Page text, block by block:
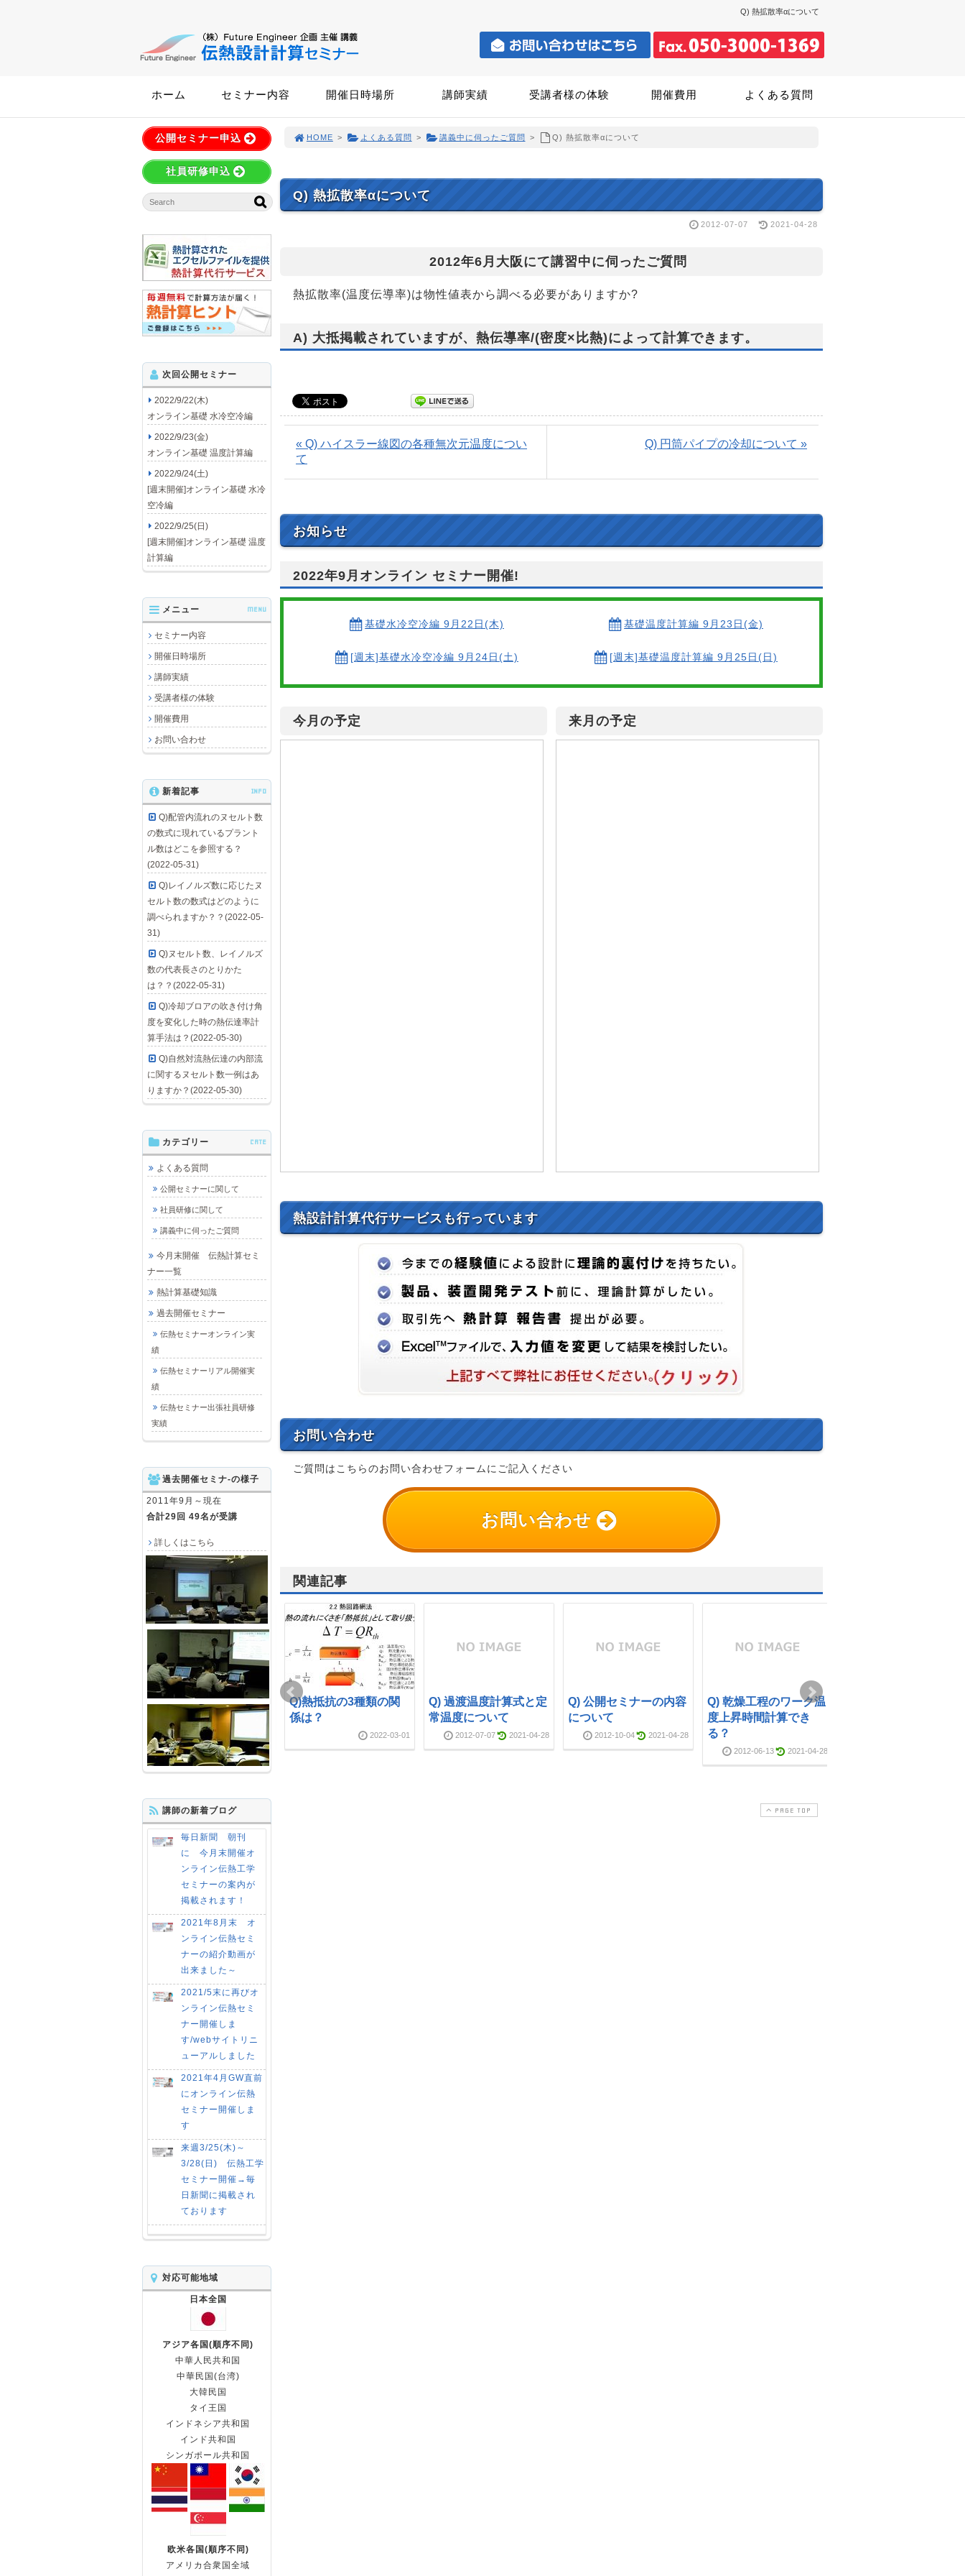
Q) 熱拡散率αについて
ホーム セミナー内容 開催日時場所 講師実績 受講者様の体験 開催費用 よくある質問
HOME > よくある質問 > 講義中に伺ったご質問 > Q) 熱拡散率αについて
Q) 熱拡散率αについて
2012-07-07 2021-04-28
2012年6月大阪にて講習中に伺ったご質問
熱拡散率(温度伝導率)は物性値表から調べる必要がありますか?
A) 大抵掲載されていますが、熱伝導率/(密度×比熱)によって計算できます。
« Q) ハイスラー線図の各種無次元温度につい
て
Q) 円筒パイプの冷却について »
お知らせ
2022年9月オンライン セミナー開催!
基礎水冷空冷編 9月22日(木) 基礎温度計算編 9月23日(金)
[週末]基礎水冷空冷編 9月24日(土) [週末]基礎温度計算編 9月25日(日)
今月の予定 来月の予定
熱設計計算代行サービスも行っています
お問い合わせ
ご質問はこちらのお問い合わせフォームにご記入ください
お問い合わせ
関連記事
Q) 自然対流熱伝達率の
変数について
2012-07-08 2021-04-28
Q)熱抵抗の3種類の関
係は？
2022-03-01
Q) 過渡温度計算式と定
常温度について
2012-07-07 2021-04-28
Q) 公開セミナーの内容
について
2012-10-04 2021-04-28
Q) 乾燥工程のワーク温
度上昇時間計算でき
る？
2012-06-13 2021-04-28
Q) 二重管式熱交換器の
計算は”基礎空冷水冷
編”のセミナーで講義さ
れますか？
2021-02-26 2021-04-28
PAGE TOP
公開セミナー申込
社員研修申込
次回公開セミナー
2022/9/22(木)
オンライン基礎 水冷空冷編
2022/9/23(金)
オンライン基礎 温度計算編
2022/9/24(土)
[週末開催]オンライン基礎 水冷
空冷編
2022/9/25(日)
[週末開催]オンライン基礎 温度
計算編
メニュー MENU
セミナー内容
開催日時場所
講師実績
受講者様の体験
開催費用
お問い合わせ
新着記事 INFO
Q)配管内流れのヌセルト数
の数式に現れているプラント
ル数はどこを参照する？
(2022-05-31)
Q)レイノルズ数に応じたヌ
セルト数の数式はどのように
調べられますか？？(2022-05-
31)
Q)ヌセルト数、レイノルズ
数の代表長さのとりかた
は？？(2022-05-31)
Q)冷却ブロアの吹き付け角
度を変化した時の熱伝達率計
算手法は？(2022-05-30)
Q)自然対流熱伝達の内部流
に関するヌセルト数一例はあ
りますか？(2022-05-30)
カテゴリー CATE
よくある質問
公開セミナーに関して
社員研修に関して
講義中に伺ったご質問
今月末開催 伝熱計算セミ
ナー一覧
熱計算基礎知識
過去開催セミナー
伝熱セミナーオンライン実
績
伝熱セミナーリアル開催実
績
伝熱セミナー出張社員研修
実績
過去開催セミナ-の様子
2011年9月～現在
合計29回 49名が受講
詳しくはこちら
講師の新着ブログ
毎日新聞 朝刊
に 今月末開催オ
ンライン伝熱工学
セミナーの案内が
掲載されます！
2021年8月末 オ
ンライン伝熱セミ
ナーの紹介動画が
出来ました～
2021/5末に再びオ
ンライン伝熱セミ
ナー開催しま
す/webサイトリニ
ューアルしました
2021年4月GW直前
にオンライン伝熱
セミナー開催しま
す
来週3/25(木)～
3/28(日) 伝熱工学
セミナー開催→毎
日新聞に掲載され
ております
対応可能地域
日本全国
アジア各国(順序不同)
中華人民共和国
中華民国(台湾)
大韓民国
タイ王国
インドネシア共和国
インド共和国
シンガポール共和国
欧米各国(順序不同)
アメリカ合衆国全域